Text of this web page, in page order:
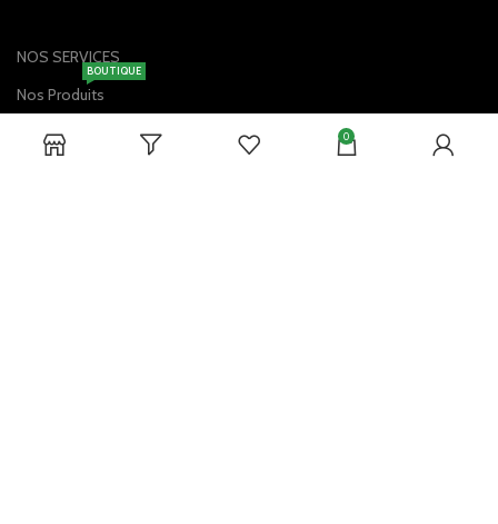
NOS SERVICES
Nos Produits
BOUTIQUE
Service Client
0